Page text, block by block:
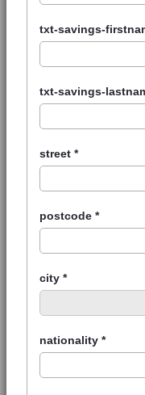
txt-savings-
txt-savings-
street *
postcode *
city *
nationality *